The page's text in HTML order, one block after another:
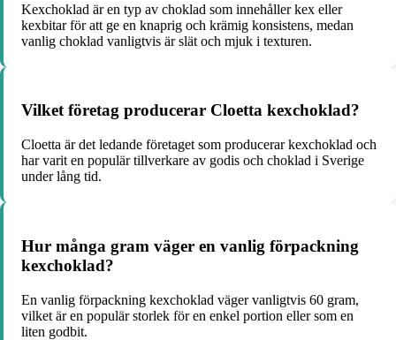
Kexchoklad är en typ av choklad som innehåller kex eller
kexbitar för att ge en knaprig och krämig konsistens, medan
vanlig choklad vanligtvis är slät och mjuk i texturen.
Vilket företag producerar Cloetta kexchoklad?
Cloetta är det ledande företaget som producerar kexchoklad och
har varit en populär tillverkare av godis och choklad i Sverige
under lång tid.
Hur många gram väger en vanlig förpackning
kexchoklad?
En vanlig förpackning kexchoklad väger vanligtvis 60 gram,
vilket är en populär storlek för en enkel portion eller som en
liten godbit.